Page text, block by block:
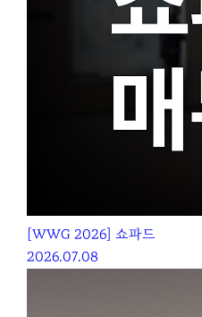
[WWG 2026] 쇼파드
2026.07.08